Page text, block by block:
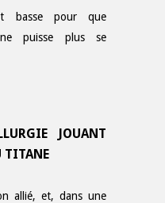
basse pour que
ne puisse plus se
JOUANT
TITANE
allié, et, dans une